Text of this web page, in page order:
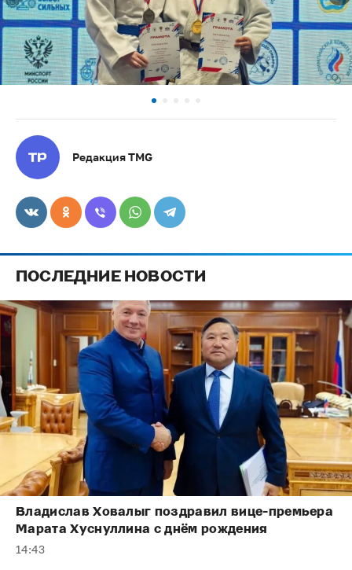
Редакция TMG
ПОСЛЕДНИЕ НОВОСТИ
Владислав Ховалыг поздравил вице-премьера
Марата Хуснуллина с днём рождения
14:43